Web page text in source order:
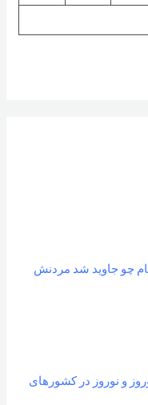
چو جاوید شد مردنش
و نوروز در کشورهای